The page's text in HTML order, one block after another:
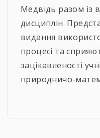
Медвідь разом із
дисциплін.
видання
процесі та
зацікавленості
природничо-